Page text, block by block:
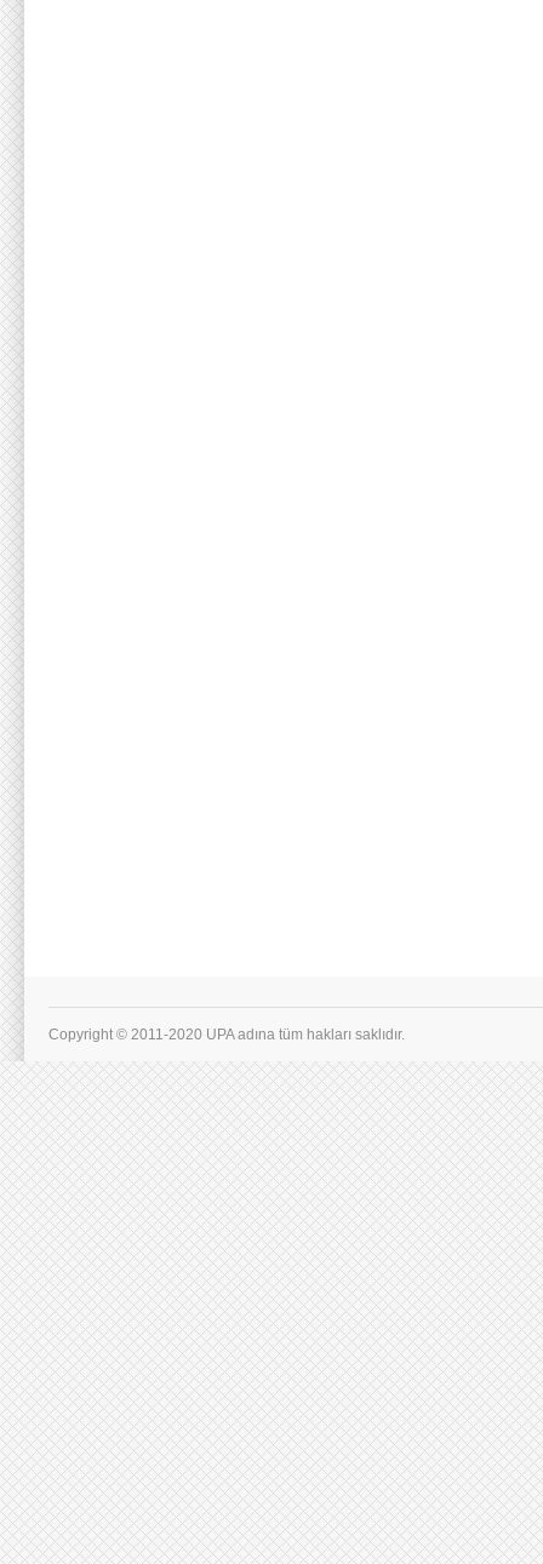
Copyright © 2011-2020 UPA adına tüm hakları saklıdır.